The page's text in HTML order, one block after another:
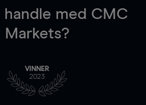
handle med CMC
Markets?
VINNER
2023